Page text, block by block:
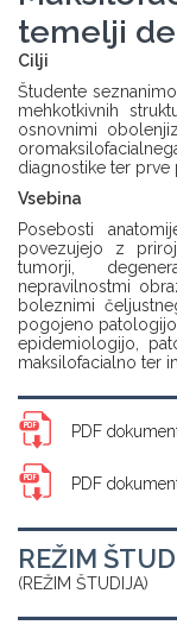
temelji
Cilji
Študente
mehkotkivnih
osnovnimi
diagnostike ter prve
Vsebina
Posebosti
povezujejo z
tumorji,
nepravilnostmi
boleznimi
pogojeno
epidemiologijo,
maksilofacialno ter
PDF
PDF
REŽIM
(REŽIM ŠTUDIJA)